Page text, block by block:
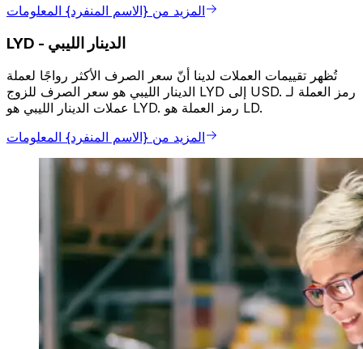
المزيد من {الاسم المنفرد} المعلومات
LYD - الدينار الليبي
تُظهر تقييمات العملات لدينا أنّ سعر الصرف الأكثر رواجًا لعملة
الدينار الليبي هو سعر الصرف للزوج LYD إلى USD. رمز العملة لـ
عملات الدينار الليبي هو LYD. رمز العملة هو LD.
المزيد من {الاسم المنفرد} المعلومات